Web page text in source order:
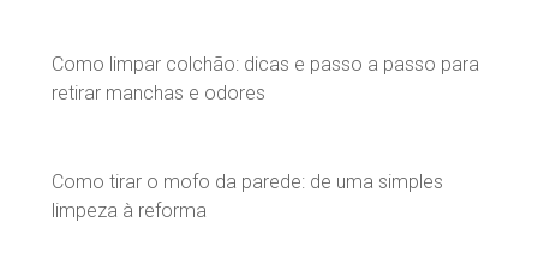
Como limpar colchão: dicas e passo a passo para
retirar manchas e odores
Como tirar o mofo da parede: de uma simples
limpeza à reforma